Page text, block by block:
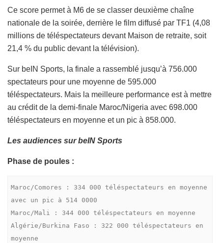
Ce score permet à M6 de se classer deuxième chaîne
nationale de la soirée, derrière le film diffusé par TF1 (4,08
millions de téléspectateurs devant Maison de retraite, soit
21,4 % du public devant la télévision).
Sur beIN Sports, la finale a rassemblé jusqu’à 756.000
spectateurs pour une moyenne de 595.000
téléspectateurs. Mais la meilleure performance est à mettre
au crédit de la demi-finale Maroc/Nigeria avec 698.000
téléspectateurs en moyenne et un pic à 858.000.
Les audiences sur beIN Sports
Phase de poules :
Maroc/Comores : 334 000 téléspectateurs en moyenne
avec un pic à 514 0000
Maroc/Mali : 344 000 téléspectateurs en moyenne
Algérie/Burkina Faso : 322 000 téléspectateurs en
moyenne